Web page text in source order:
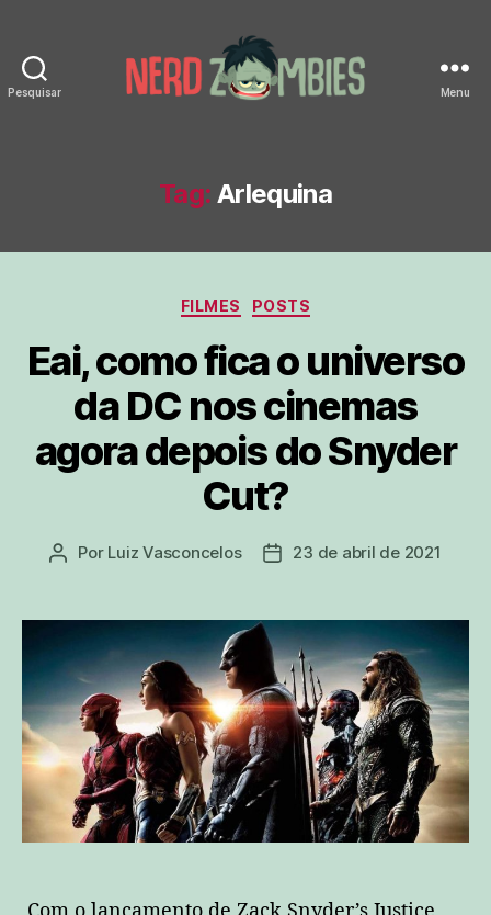
Pesquisar Menu
Tag: Arlequina
Categorias
FILMES POSTS
Eai, como fica o universo
da DC nos cinemas
agora depois do Snyder
Cut?
Autor
Por Luiz Vasconcelos
Data23 de abril de 2021